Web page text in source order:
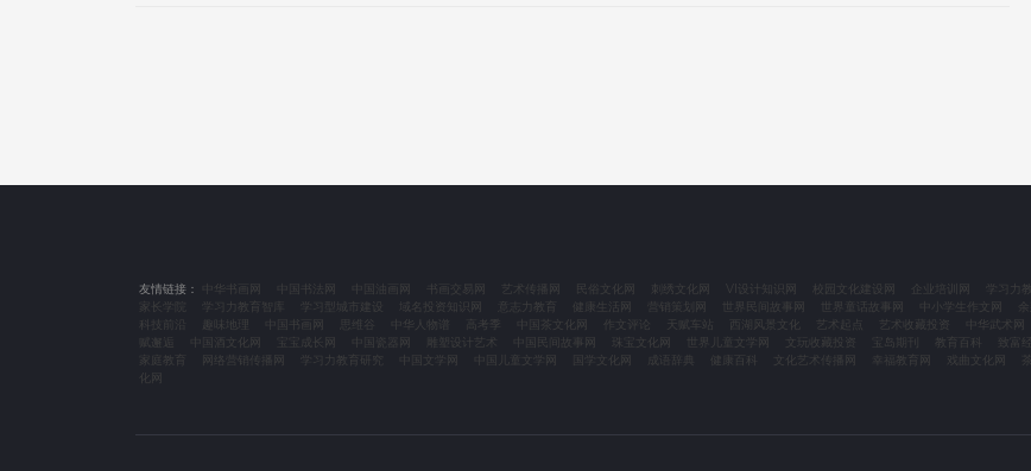
友情链接： 中华书画网 中国书法网 中国油画网 书画交易网 艺术传播网 民俗文化网 刺绣文化网 VI设计知识网 校园文化建设网 企业培训网 学习力
家长学院
学习力教育智库 学习型城市建设 域名投资知识网 意志力教育 健康生活网 营销策划网 世界民间故事网 世界童话故事网 中小学生作文网
科技前沿
趣味地理 中国书画网 思维谷 中华人物谱 高考季 中国茶文化网 作文评论 天赋车站 西湖风景文化 艺术起点 艺术收藏投资 中华武术网
赋邂逅
中国酒文化网 宝宝成长网 中国瓷器网 雕塑设计艺术 中国民间故事网 珠宝文化网 世界儿童文学网 文玩收藏投资 宝岛期刊 教育百科 致富经
家庭教育
网络营销传播网 学习力教育研究 中国文学网 中国儿童文学网 国学文化网 成语辞典 健康百科 文化艺术传播网 幸福教育网 戏曲文化网
化网